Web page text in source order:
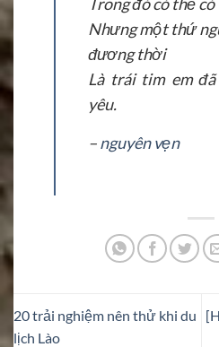
Nhưng một thứ
đương thời
Là trái tim em
yêu.
–nguyên vẹn
20 trải nghiệm nên thử khi du
lịch Lào